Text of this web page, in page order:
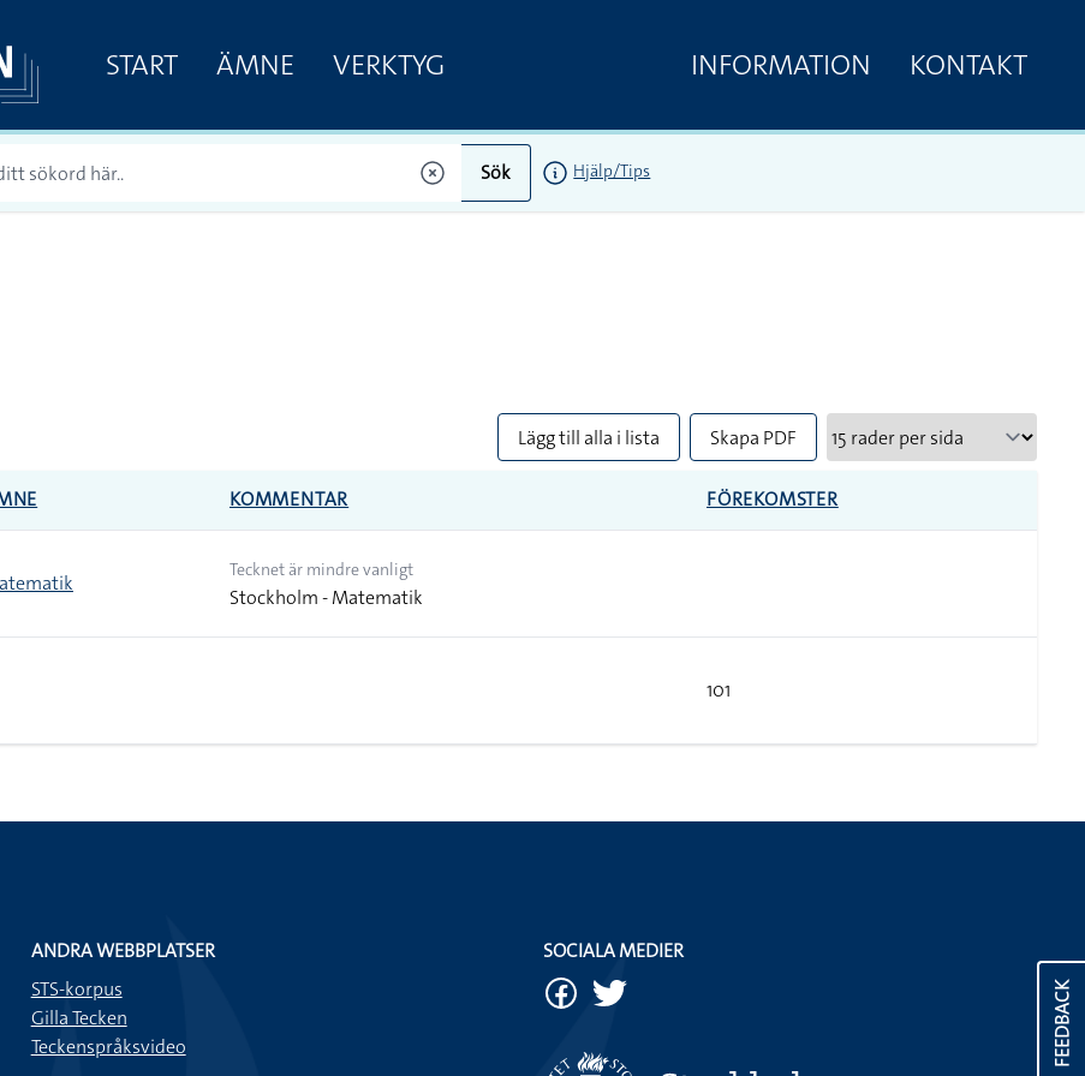
START ÄMNE VERKTYG INFORMATION KONTAKT
Sök Hjälp/Tips
Lägg till alla i lista Skapa PDF
KOMMENTAR FÖREKOMSTER
Tecknet är mindre vanligt
Stockholm - Matematik
101
FEEDBACK
ANDRA WEBBPLATSER
STS-korpus
Gilla Tecken
Teckenspråksvideo
SOCIALA MEDIER